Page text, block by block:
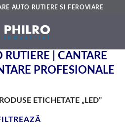
AUTO RUTIERE SI FEROVIARE
RUTIERE | CANTARE
PROFESIONALE
ETICHETATE „LED”